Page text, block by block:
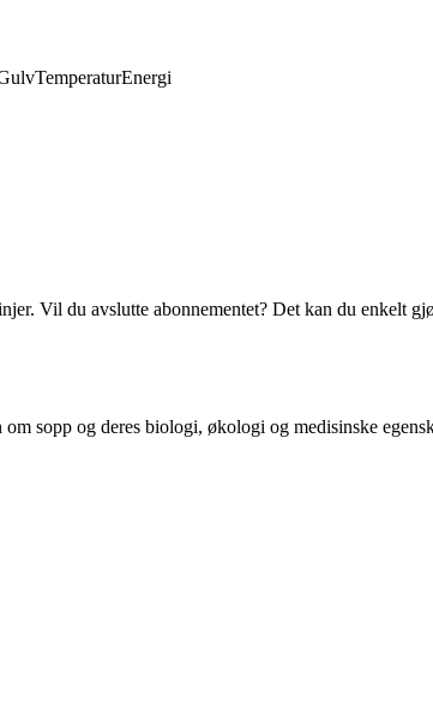
TemperaturEnergi
Vil du avslutte abonnementet? Det kan du enkelt
sopp og deres biologi, økologi og medisinske